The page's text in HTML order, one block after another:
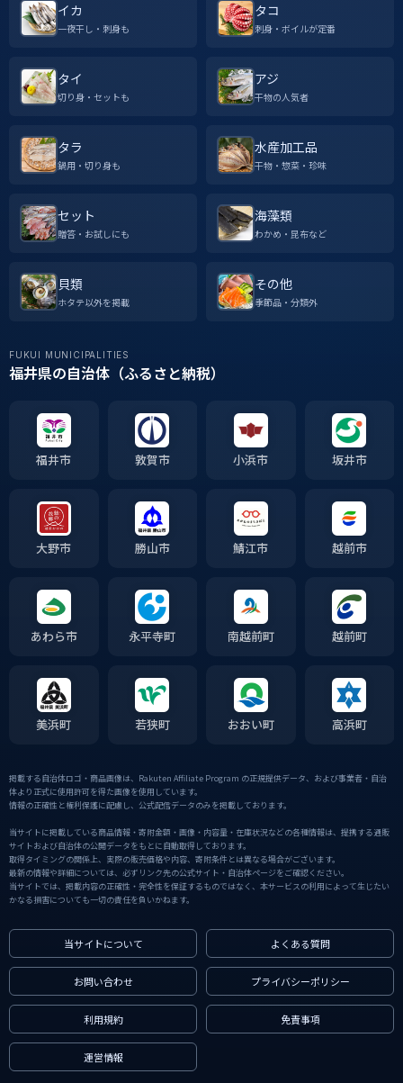
イカ
一夜干し・刺身も
タコ
刺身・ボイルが定番
タイ
切り身・セットも
アジ
干物の人気者
タラ
鍋用・切り身も
水産加工品
干物・惣菜・珍味
セット
贈答・お試しにも
海藻類
わかめ・昆布など
貝類
ホタテ以外を掲載
その他
季節品・分類外
FUKUI MUNICIPALITIES
福井県の自治体（ふるさと納税）
福井市 敦賀市 小浜市 坂井市
大野市 勝山市 鯖江市 越前市
あわら市 永平寺町 南越前町 越前町
美浜町 若狭町 おおい町 高浜町
掲載する自治体ロゴ・商品画像は、Rakuten Affiliate Program の正規提供データ、および事業者・自治
体より正式に使用許可を得た画像を使用しています。
情報の正確性と権利保護に配慮し、公式配信データのみを掲載しております。
当サイトに掲載している商品情報・寄附金額・画像・内容量・在庫状況などの各種情報は、提携する通販
サイトおよび自治体の公開データをもとに自動取得しております。
取得タイミングの関係上、実際の販売価格や内容、寄附条件とは異なる場合がございます。
最新の情報や詳細については、必ずリンク先の公式サイト・自治体ページをご確認ください。
当サイトでは、掲載内容の正確性・完全性を保証するものではなく、本サービスの利用によって生じたい
かなる損害についても一切の責任を負いかねます。
当サイトについて よくある質問
お問い合わせ プライバシーポリシー
利用規約 免責事項
運営情報